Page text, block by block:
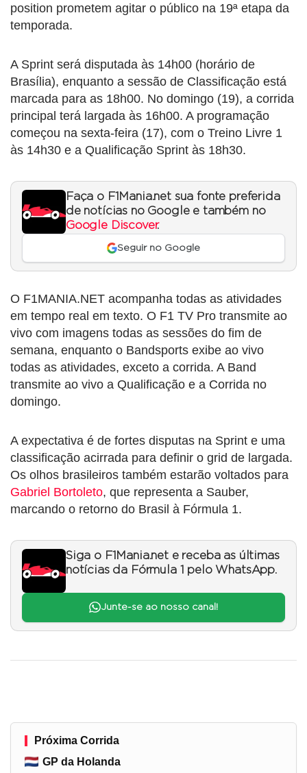
position prometem agitar o público na 19ª etapa da
temporada.
A Sprint será disputada às 14h00 (horário de
Brasília), enquanto a sessão de Classificação está
marcada para as 18h00. No domingo (19), a corrida
principal terá largada às 16h00. A programação
começou na sexta-feira (17), com o Treino Livre 1
às 14h30 e a Qualificação Sprint às 18h30.
Faça o F1Mania.net sua fonte preferida
de notícias no Google e também no
Google Discover.
Seguir no Google
O F1MANIA.NET acompanha todas as atividades
em tempo real em texto. O F1 TV Pro transmite ao
vivo com imagens todas as sessões do fim de
semana, enquanto o Bandsports exibe ao vivo
todas as atividades, exceto a corrida. A Band
transmite ao vivo a Qualificação e a Corrida no
domingo.
A expectativa é de fortes disputas na Sprint e uma
classificação acirrada para definir o grid de largada.
Os olhos brasileiros também estarão voltados para
Gabriel Bortoleto, que representa a Sauber,
marcando o retorno do Brasil à Fórmula 1.
Siga o F1Mania.net e receba as últimas
notícias da Fórmula 1 pelo WhatsApp.
Junte-se ao nosso canal!
Próxima Corrida
GP da Holanda